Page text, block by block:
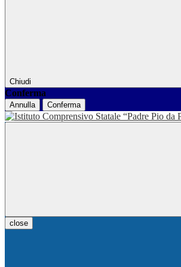
Chiudi
Conferma
Annulla Conferma
close